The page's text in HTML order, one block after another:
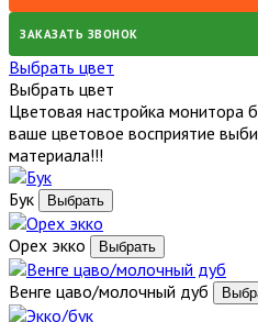
ЗАКАЗАТЬ ЗВОНОК
Выбрать цвет
Выбрать цвет
Цветовая настройка монитора
ваше цветовое восприятие
материала!!!
Бук
Орех экко
Венге цаво/молочный дуб